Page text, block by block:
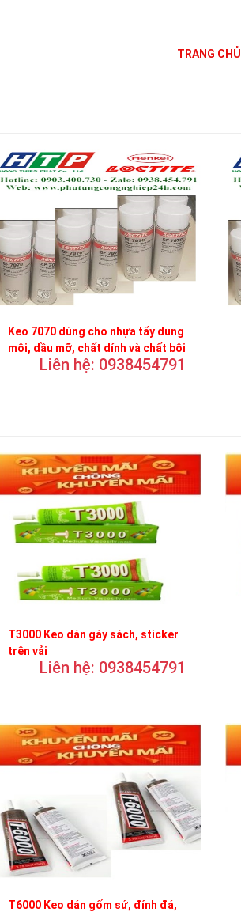
TRANG CHỦ
Keo 7070 dùng cho nhựa tẩy dung
môi, dầu mỡ, chất dính và chất bôi
Liên hệ: 0938454791
T3000 Keo dán gáy sách, sticker
trên vải
Liên hệ: 0938454791
T6000 Keo dán gốm sứ, đính đá,